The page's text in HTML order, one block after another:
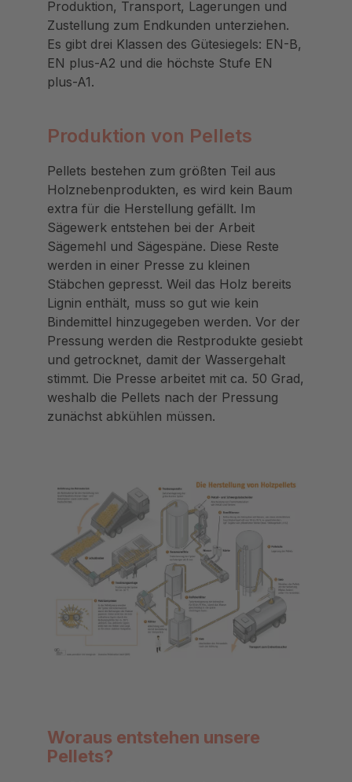
Produktion, Transport, Lagerungen und
Zustellung zum Endkunden unterziehen.
Es gibt drei Klassen des Gütesiegels: EN-B,
EN plus-A2 und die höchste Stufe EN
plus-A1.
Produktion von Pellets
Pellets bestehen zum größten Teil aus
Holznebenprodukten, es wird kein Baum
extra für die Herstellung gefällt. Im
Sägewerk entstehen bei der Arbeit
Sägemehl und Sägespäne. Diese Reste
werden in einer Presse zu kleinen
Stäbchen gepresst. Weil das Holz bereits
Lignin enthält, muss so gut wie kein
Bindemittel hinzugegeben werden. Vor der
Pressung werden die Restprodukte gesiebt
und getrocknet, damit der Wassergehalt
stimmt. Die Presse arbeitet mit ca. 50 Grad,
weshalb die Pellets nach der Pressung
zunächst abkühlen müssen.
Woraus entstehen unsere
Pellets?